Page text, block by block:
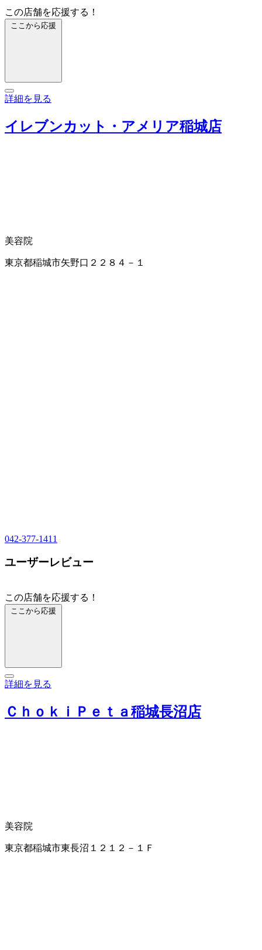
この店舗を応援する！
ここから応援
詳細を見る
イレブンカット・アメリア稲城店
美容院
東京都稲城市矢野口２２８４－１
042-377-1411
ユーザーレビュー
この店舗を応援する！
ここから応援
詳細を見る
ＣｈｏｋｉＰｅｔａ稲城長沼店
美容院
東京都稲城市東長沼１２１２－１Ｆ